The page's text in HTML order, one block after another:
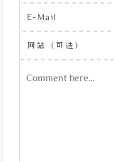
E-Mail
网站（可选）